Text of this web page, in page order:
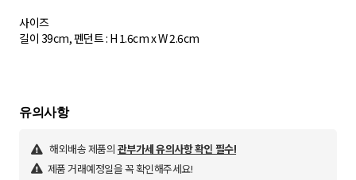
사이즈
길이 39cm, 펜던트 : H 1.6cm x W 2.6cm
유의사항
해외배송 제품의 관부가세 유의사항 확인 필수!
제품 거래예정일을 꼭 확인해주세요!